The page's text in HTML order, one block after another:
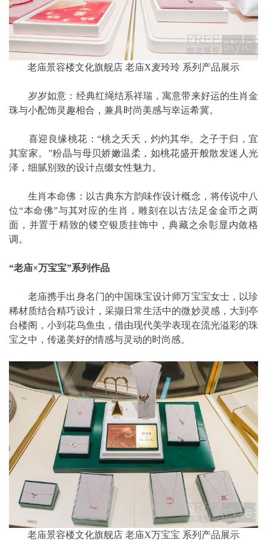
老庙景容楼文化旗舰店 老庙X麦玲玲 系列产品展示
岁岁如意：经典红绳结系祥瑞，寓意带来好运的生肖金
珠与小配饰灵趣相合，兼具时尚美感与幸运希冀。
喜迎良缘桃花：“桃之夭夭，灼灼其华。之子于归，宜
其室家。”粉晶与母贝娇嫩温柔，如桃花盛开般散发迷人光
泽，细腻别致的设计点缀女性魅力。
生肖本命佛：以古典东方韵味作设计概念，将传说中八
位“本命佛”与其对应的生肖，雕刻在以古法足金金币之两
面，并置于精致的镂空银质挂饰中，典藏之余彰显内敛格
调。
“老庙×万宝宝”系列作品
老庙携手出身名门的中国珠宝设计师万宝宝女士，以珍
稀材质结合精巧设计，采撷日常生活中的微妙灵感，大到亭
台楼阁，小到花鸟鱼虫，借由现代美学表现在流光溢彩的珠
宝之中，传递美好的情感与灵动的时尚感。
老庙景容楼文化旗舰店 老庙X万宝宝 系列产品展示